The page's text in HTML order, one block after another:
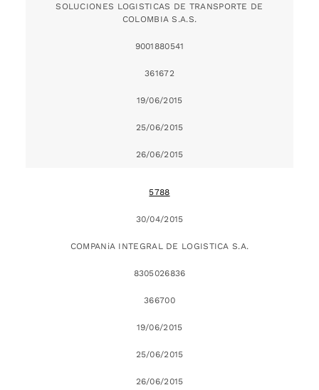
SOLUCIONES LOGISTICAS DE TRANSPORTE DE
COLOMBIA S.A.S.
9001880541
361672
19/06/2015
25/06/2015
26/06/2015
5788
30/04/2015
COMPANiA INTEGRAL DE LOGISTICA S.A.
8305026836
366700
19/06/2015
25/06/2015
26/06/2015